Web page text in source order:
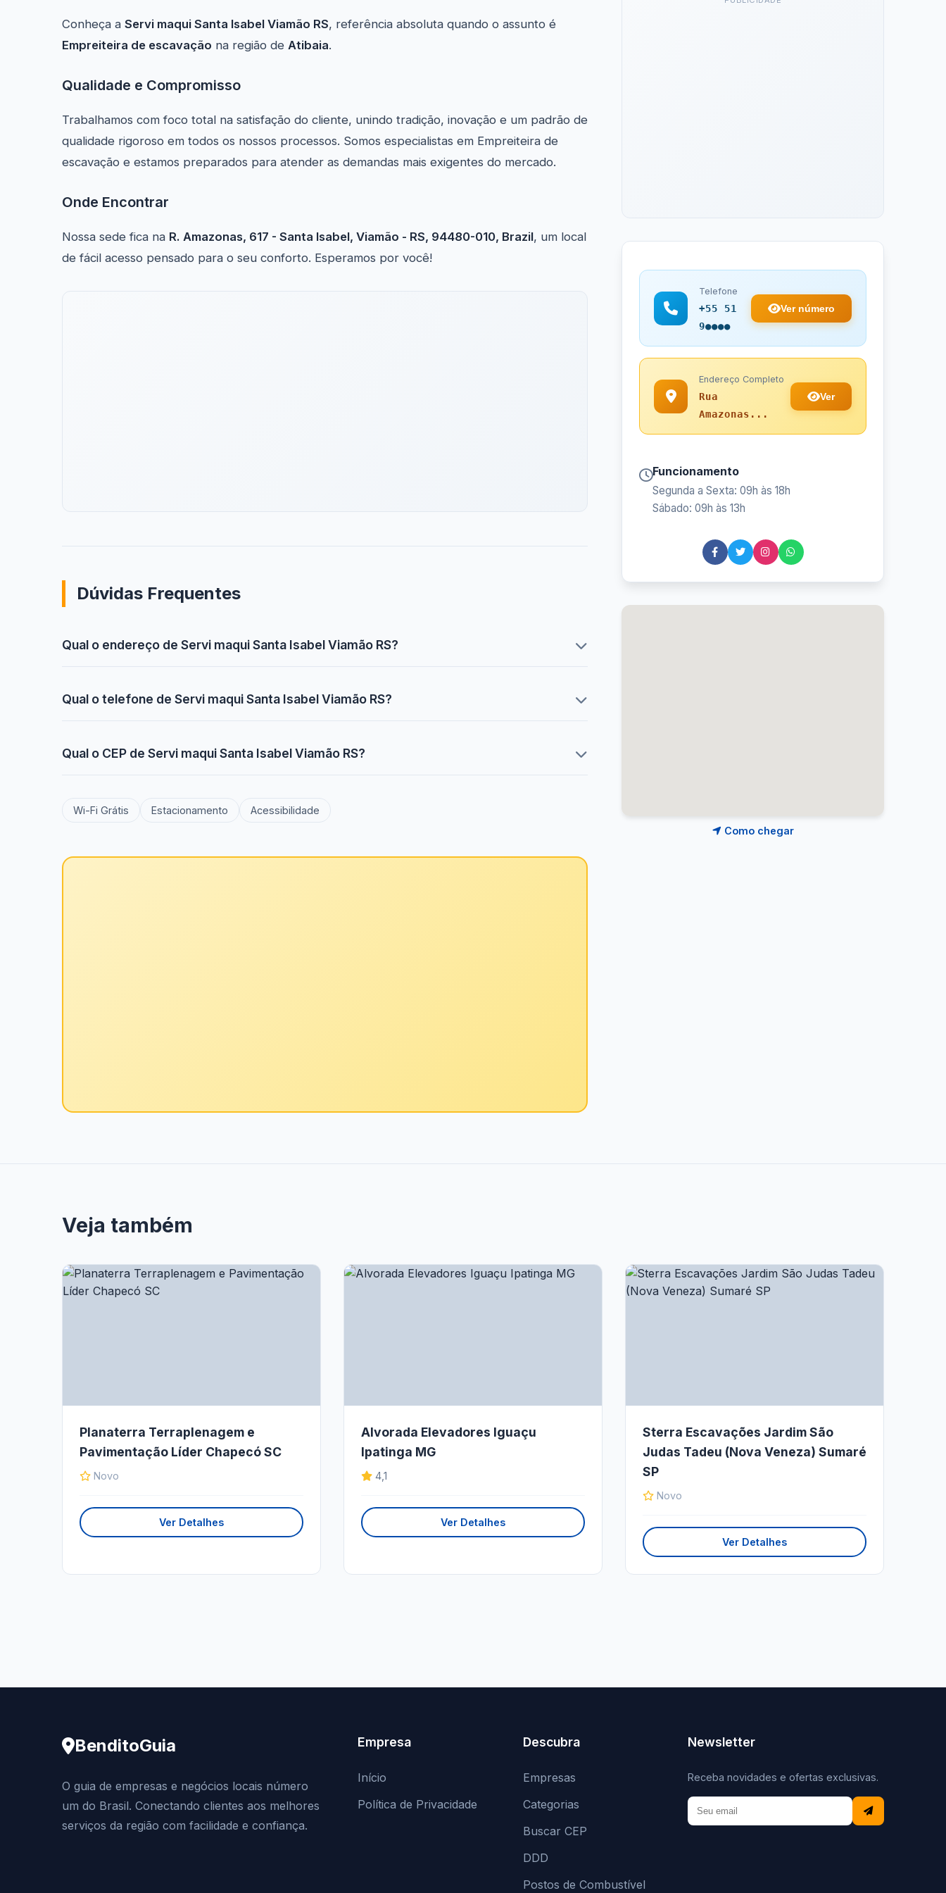
Conheça a Servi maqui Santa Isabel Viamão RS, referência absoluta quando o assunto é
Empreiteira de escavação na região de Atibaia.
Qualidade e Compromisso
Trabalhamos com foco total na satisfação do cliente, unindo tradição, inovação e um padrão de
qualidade rigoroso em todos os nossos processos. Somos especialistas em Empreiteira de
escavação e estamos preparados para atender as demandas mais exigentes do mercado.
Onde Encontrar
Nossa sede fica na R. Amazonas, 617 - Santa Isabel, Viamão - RS, 94480-010, Brazil, um local
de fácil acesso pensado para o seu conforto. Esperamos por você!
Dúvidas Frequentes
Qual o endereço de Servi maqui Santa Isabel Viamão RS?
Qual o telefone de Servi maqui Santa Isabel Viamão RS?
Qual o CEP de Servi maqui Santa Isabel Viamão RS?
Wi-Fi Grátis Estacionamento Acessibilidade
Telefone
+55 51
9●●●●
Ver número
Endereço Completo
Rua
Amazonas...
Ver
Funcionamento
Segunda a Sexta: 09h às 18h
Sábado: 09h às 13h
Como chegar
Veja também
Planaterra Terraplenagem e
Pavimentação Líder Chapecó SC
Novo
Ver Detalhes
Alvorada Elevadores Iguaçu
Ipatinga MG
4,1
Ver Detalhes
Sterra Escavações Jardim São
Judas Tadeu (Nova Veneza) Sumaré
SP
Novo
Ver Detalhes
BenditoGuia
O guia de empresas e negócios locais número
um do Brasil. Conectando clientes aos melhores
serviços da região com facilidade e confiança.
Empresa
Início
Política de Privacidade
Descubra
Empresas
Categorias
Buscar CEP
DDD
Postos de Combustível
Newsletter
Receba novidades e ofertas exclusivas.